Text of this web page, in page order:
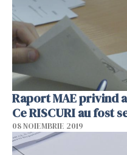
Raport MAE privind
Ce RISCURI au fost
08 NOIEMBRIE 2019